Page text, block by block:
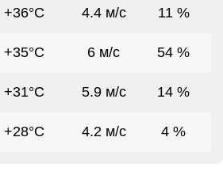
+36°C 4.4 м/с 11 %
+35°C 6 м/с 54 %
+31°C 5.9 м/с 14 %
+28°C 4.2 м/с 4 %